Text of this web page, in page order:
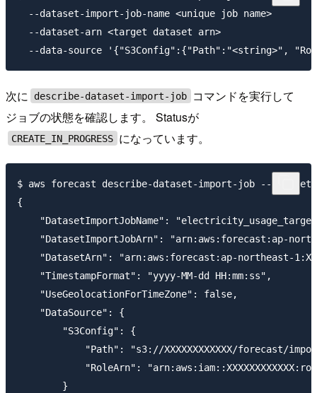
  --dataset-import-job-name <unique job name>
  --dataset-arn <target dataset arn>
次に describe-dataset-import-job
コマンドを実行して
ジョブの状態を確認します。 Statusが
CREATE_IN_PROGRESS になっています。
$ aws forecast describe-dataset-import-job --dataset-
{
"DatasetImportJobName":
"DatasetImportJobArn": "arn:aws:forecast:ap-
"DatasetArn": "arn:aws:forecast:ap-northeast-
    "TimestampFormat": "yyyy-MM-dd HH:mm:ss",
    "UseGeolocationForTimeZone": false,
    "DataSource": {
        "S3Config": {
"Path": "s3://XXXXXXXXXXXX/forecast/
"RoleArn":
        }